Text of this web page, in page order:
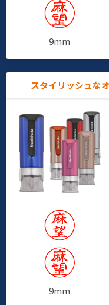
9mm
スタイリッシュな
9mm